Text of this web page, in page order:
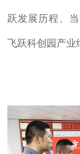
跃发展历程、
飞跃科创园产业